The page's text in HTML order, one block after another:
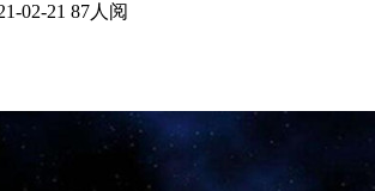
02-21 87人阅